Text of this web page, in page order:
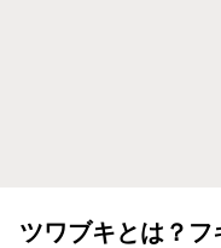
ツワブキとは？